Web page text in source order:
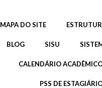
MAPA DO SITE
BLOG SISU
CALENDÁRIO
PSS DE